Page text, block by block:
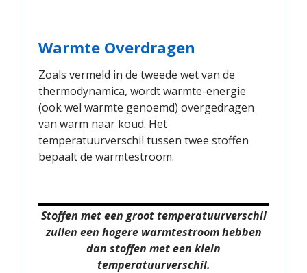
Warmte Overdragen
Zoals vermeld in de tweede wet van de
thermodynamica, wordt warmte-energie
(ook wel warmte genoemd) overgedragen
van warm naar koud. Het
temperatuurverschil tussen twee stoffen
bepaalt de warmtestroom.
Stoffen met een groot temperatuurverschil
zullen een hogere warmtestroom hebben
dan stoffen met een klein
temperatuurverschil.